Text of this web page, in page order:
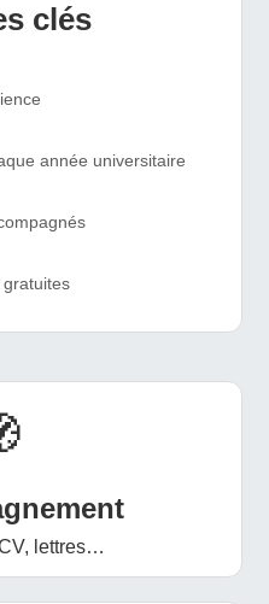
clés
année universitaire
lettres…